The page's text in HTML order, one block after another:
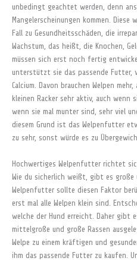
unbedingt geachtet werden, denn
Mangelerscheinungen kommen.
Fall zu Gesundheitsschäden, die
Wachstum, das heißt, die Knochen,
müssen sich erst noch fertig
unterstützt sie das passende Futter,
Calcium. Davon brauchen Welpen
kleinen Racker sehr aktiv, auch wenn
wenn sie mal munter sind, sehr viel
diesem Grund ist das Welpenfutter
zu sehr, sonst würde es zu
Hochwertiges Welpenfutter richtet
Wie du sicherlich weißt, gibt es große
Welpenfutter sollte diesen Faktor
erst mal alle Welpen klein sind.
welche der Hund erreicht. Daher gibt
mittelgroße und große Rassen
Welpe zu einem kräftigen und
ihm das passende Futter zu kaufen.